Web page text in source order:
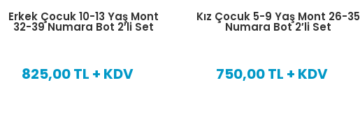
Erkek Çocuk 10-13 Yaş Mont
32-39 Numara Bot 2′li Set
825,00 TL + KDV
Kız Çocuk 5-9 Yaş Mont 26-35
Numara Bot 2′li Set
750,00 TL + KDV